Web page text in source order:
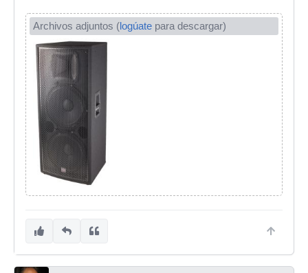
Archivos adjuntos (logúate para descargar)